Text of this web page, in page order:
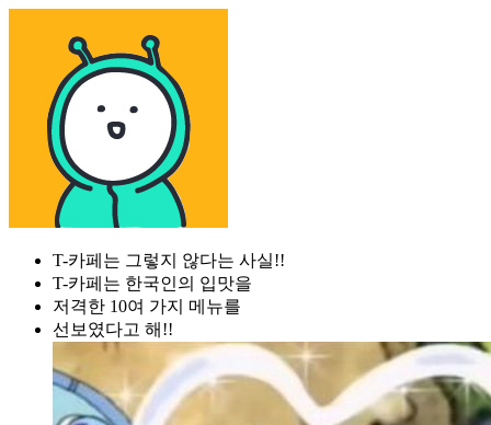
T-카페는 그렇지 않다는 사실!!
T-카페는 한국인의 입맛을
저격한 10여 가지 메뉴를
선보였다고 해!!